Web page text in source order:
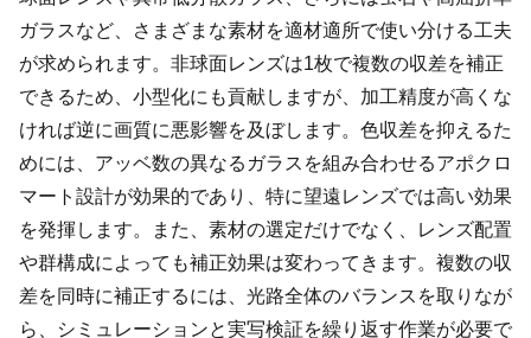
ガラスなど、さまざまな素材を適材適所で使い分ける工夫
が求められます。非球面レンズは1枚で複数の収差を補正
できるため、小型化にも貢献しますが、加工精度が高くな
ければ逆に画質に悪影響を及ぼします。色収差を抑えるた
めには、アッベ数の異なるガラスを組み合わせるアポクロ
マート設計が効果的であり、特に望遠レンズでは高い効果
を発揮します。また、素材の選定だけでなく、レンズ配置
や群構成によっても補正効果は変わってきます。複数の収
差を同時に補正するには、光路全体のバランスを取りなが
ら、シミュレーションと実写検証を繰り返す作業が必要で